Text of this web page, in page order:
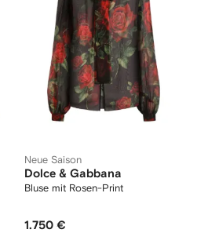
Neue Saison
Dolce & Gabbana
Bluse mit Rosen-Print
1.750 €